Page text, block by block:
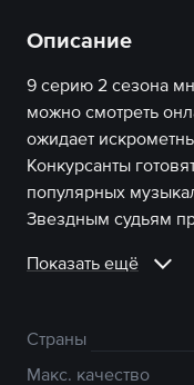
Описание
9 серию 2 сезона
можно смотреть
ожидает
Конкурсанты
популярных
Звездным судьям
Показать ещё
Страны
Макс. качество